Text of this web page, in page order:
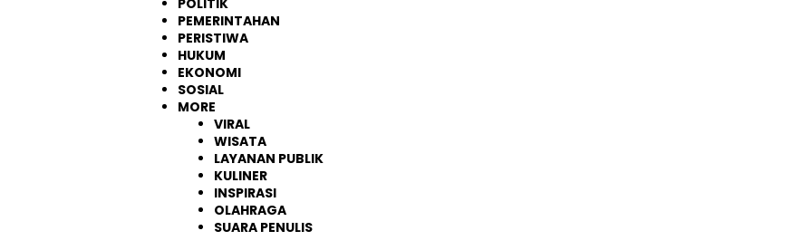
POLITIK
PEMERINTAHAN
PERISTIWA
HUKUM
EKONOMI
SOSIAL
MORE
VIRAL
WISATA
LAYANAN PUBLIK
KULINER
INSPIRASI
OLAHRAGA
SUARA PENULIS